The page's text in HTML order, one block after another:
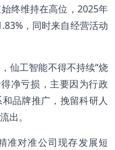
终维持在高位，2025年
，同时来自经营活动
仙工智能不得不持续“烧
净亏损，主要因为行政
品牌推广，挽留科研人
出。
准对准公司现存发展短